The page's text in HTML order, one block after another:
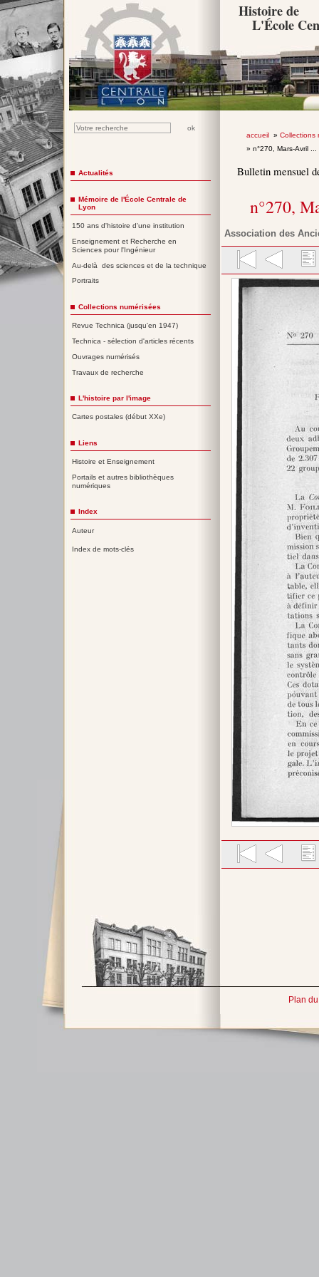
Histoire de
L'École
accueil» Collections
» n°270, Mars-Avril ...
Bulletin mensuel
n°270,
Association des
Actualités
Mémoire de l'École Centrale de
Lyon
150 ans d'histoire d'une institution
Enseignement et Recherche en
Sciences pour l'Ingénieur
Au-delà des sciences et de la technique
Portraits
Collections numérisées
Revue Technica (jusqu'en 1947)
Technica - sélection d'articles récents
Ouvrages numérisés
Travaux de recherche
L'histoire par l'image
Cartes postales (début XXe)
Liens
Histoire et Enseignement
Portails et autres bibliothèques
numériques
Index
Auteur
Index de mots-clés
Plan